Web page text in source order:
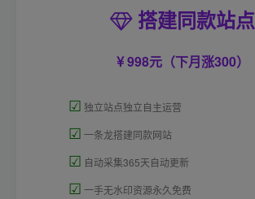
搭建同款站点
998元（下月涨300）
☑ 独立站点独立自主运营
☑ 一条龙搭建同款网站
☑ 自动采集365天自动更新
☑ 一手无水印资源永久免费